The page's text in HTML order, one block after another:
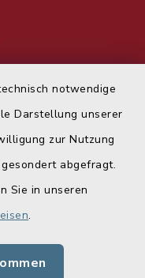
notwendige
Darstellung unserer
zur Nutzung
abgefragt.
Sie in unseren
.